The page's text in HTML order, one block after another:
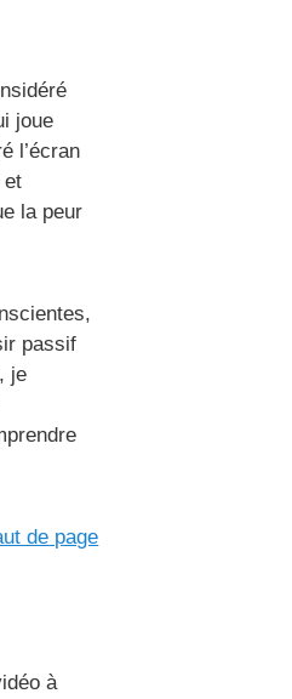
joue
l’écran
et
la peur
passif
je
de page
à